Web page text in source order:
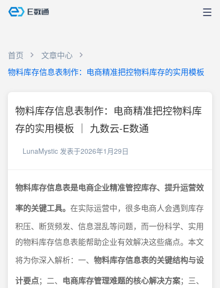
首页
文章中心
物料库存信息表制作：电商精准把控物料库存的实用模板
物料库存信息表制作：电商精准把控物料库
存的实用模板 ｜ 九数云-E数通
LunaMystic 发表于2026年1月29日
物料库存信息表是电商企业精准管控库存、提升运营效
率的关键工具。 在实际运营中，很多电商人会遇到库存
积压、断货频发、信息混乱等问题，而一份科学、实用
的物料库存信息表能帮助企业有效解决这些痛点。本文
将为你深入解析：一、 物料库存信息表的关键结构与设
计要点；二、 电商库存管理难题的核心解决方案；三、